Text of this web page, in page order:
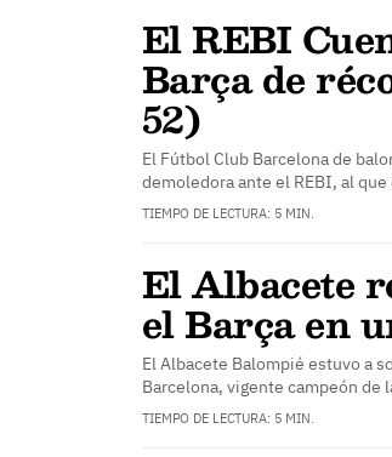
El REBI
Barça de
52)
El Fútbol Club Barcelona de
demoledora ante el REBI, al
TIEMPO DE LECTURA: 5 MIN.
El Albacete
el Barça en
El Albacete Balompié estuvo a
Barcelona, vigente campeón de
TIEMPO DE LECTURA: 5 MIN.